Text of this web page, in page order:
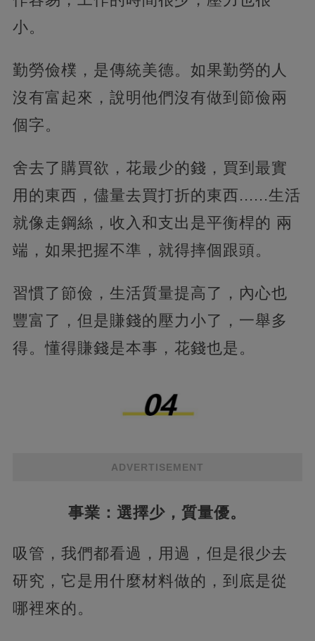
小。
勤勞儉樸，是傳統美德。如果勤勞的人
沒有富起來，說明他們沒有做到節儉兩
個字。
舍去了購買欲，花最少的錢，買到最實
用的東西，儘量去買打折的東西......生活
就像走鋼絲，收入和支出是平衡桿的 兩
端，如果把握不準，就得摔個跟頭。
習慣了節儉，生活質量提高了，內心也
豐富了，但是賺錢的壓力小了，一舉多
得。懂得賺錢是本事，花錢也是。
ADVERTISEMENT
事業：選擇少，質量優。
吸管，我們都看過，用過，但是很少去
研究，它是用什麼材料做的，到底是從
哪裡來的。